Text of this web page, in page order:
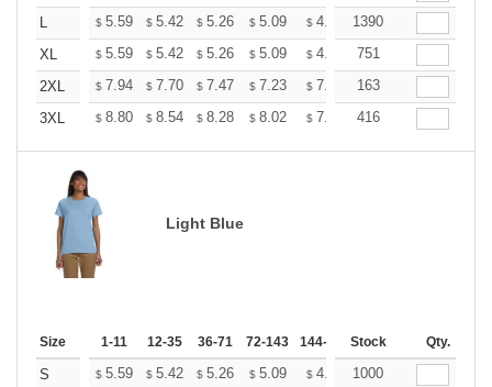
L
$ 5.59 $ 5.42 $ 5.26 $ 5.09 $ 4.93 $4.84
1390
XL
$ 5.59 $ 5.42 $ 5.26 $ 5.09 $ 4.93 $4.84
751
2XL
$ 7.94 $ 7.70 $ 7.47 $ 7.23 $ 7.00 $6.88
163
3XL
$ 8.80 $ 8.54 $ 8.28 $ 8.02 $ 7.76 $ 7.63
416
Light Blue
Size 1-11 12-35 36-71 72-143 144-287 288 + More
Stock Qty.
S $ 5.59 $ 5.42 $ 5.26 $ 5.09 $ 4.93 $4.84
1000